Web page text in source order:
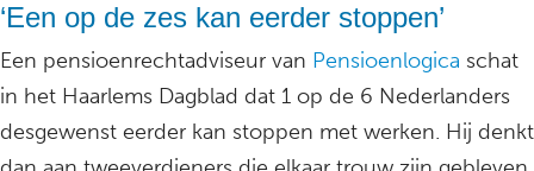
‘Een op de zes kan eerder stoppen’
Een pensioenrechtadviseur van Pensioenlogica schat
in het Haarlems Dagblad dat 1 op de 6 Nederlanders
desgewenst eerder kan stoppen met werken. Hij denkt